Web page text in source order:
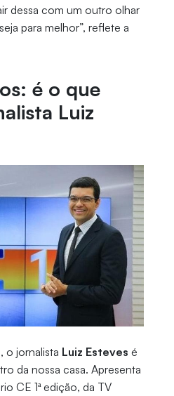
dessa com um outro olhar
para melhor”, reflete a
é o que
Luiz
o jornalista Luiz Esteves é
da nossa casa. Apresenta
CE 1ª edição, da TV